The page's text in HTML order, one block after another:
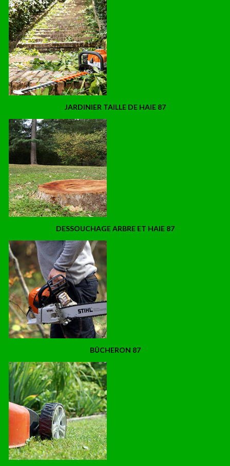
JARDINIER TAILLE DE HAIE 87
DESSOUCHAGE ARBRE ET HAIE 87
BÛCHERON 87